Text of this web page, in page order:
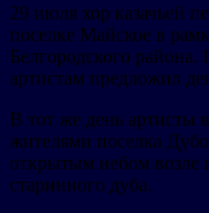
29 июля хор казачьей
поселке Майское в
Белгородского района.
артистам предложил
В тот же день артисты
жителями поселка
открытым небом возле
старинного дуба.